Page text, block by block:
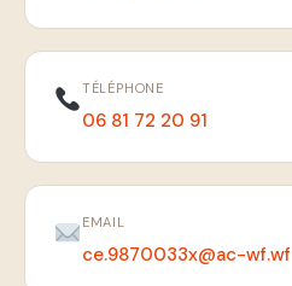
TÉLÉPHONE
06 81 72 20 91
EMAIL
ce.9870033x@ac-wf.wf